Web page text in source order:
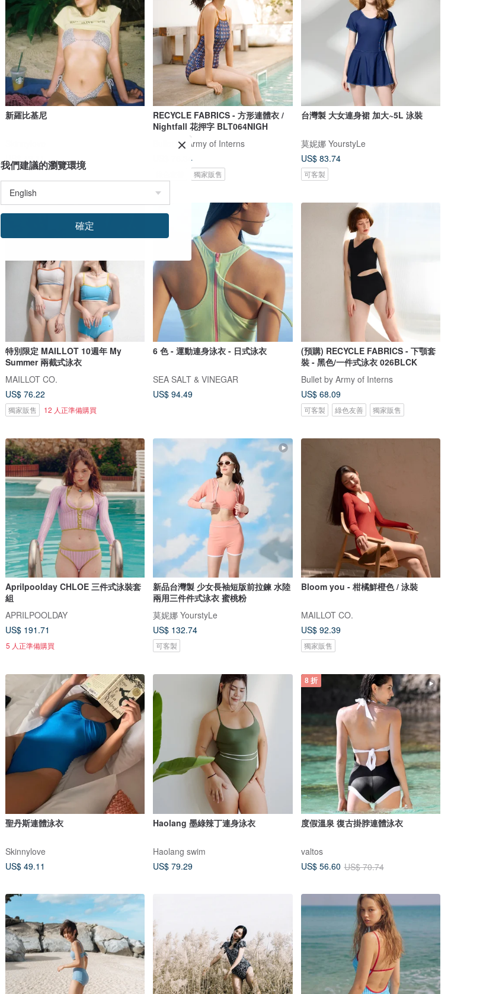
新羅比基尼
US$ 49.11
RECYCLE FABRICS - 方形連體衣 /
Nightfall 花押字 BLT064NIGH
Bullet by Army of Interns
US$ 76.34
獨家販售
台灣製 大女連身裙 加大~5L 泳裝
莫妮娜 YourstyLe
US$ 83.74
可客製
特別限定 MAILLOT 10週年 My
Summer 兩截式泳衣
MAILLOT CO.
US$ 76.22
獨家販售 12 人正準備購買
6 色 - 運動連身泳衣 - 日式泳衣
SEA SALT & VINEGAR
US$ 94.49
(預購) RECYCLE FABRICS - 下顎套
裝 - 黑色/一件式泳衣 026BLCK
Bullet by Army of Interns
US$ 68.09
可客製 綠色友善 獨家販售
Aprilpoolday CHLOE 三件式泳裝套
組
APRILPOOLDAY
US$ 191.71
5 人正準備購買
新品台灣製 少女長袖短版前拉鍊 水陸
兩用三件件式泳衣 蜜桃粉
莫妮娜 YourstyLe
US$ 132.74
可客製
Bloom you - 柑橘鮮橙色 / 泳裝
MAILLOT CO.
US$ 92.39
獨家販售
聖丹斯連體泳衣
Skinnylove
US$ 49.11
Haolang 墨綠辣丁連身泳衣
Haolang swim
US$ 79.29
8 折
度假溫泉 復古掛脖連體泳衣
valtos
US$ 56.60 US$ 70.74
我們建議的瀏覽環境
確定